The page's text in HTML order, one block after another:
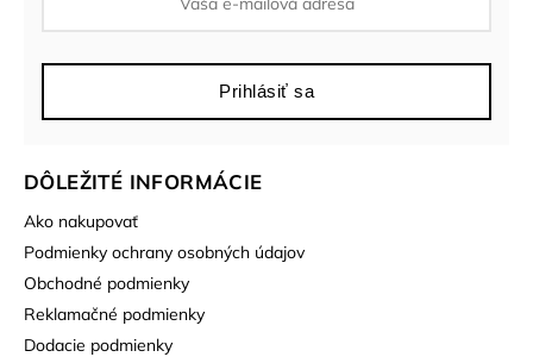
DÔLEŽITÉ INFORMÁCIE
Ako nakupovať
Podmienky ochrany osobných údajov
Obchodné podmienky
Reklamačné podmienky
Dodacie podmienky
Prihlásiť sa